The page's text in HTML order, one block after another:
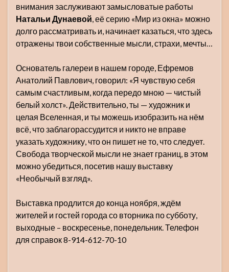
внимания заслуживают замысловатые работы
Натальи Дунаевой, её серию «Мир из окна» можно
долго рассматривать и, начинает казаться, что здесь
отражены твои собственные мысли, страхи, мечты…
Основатель галереи в нашем городе, Ефремов
Анатолий Павлович, говорил: «Я чувствую себя
самым счастливым, когда передо мною — чистый
белый холст». Действительно, ты — художник и
целая Вселенная, и ты можешь изобразить на нём
всё, что заблагорассудится и никто не вправе
указать художнику, что он пишет не то, что следует.
Свобода творческой мысли не знает границ, в этом
можно убедиться, посетив нашу выставку
«Необычый взгляд».
Выставка продлится до конца ноября, ждём
жителей и гостей города со вторника по субботу,
выходные – воскресенье, понедельник. Телефон
для справок 8-914-612-70-10